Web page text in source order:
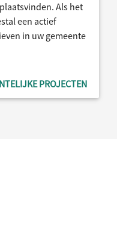
Als het
een actief
in uw gemeente
PROJECTEN